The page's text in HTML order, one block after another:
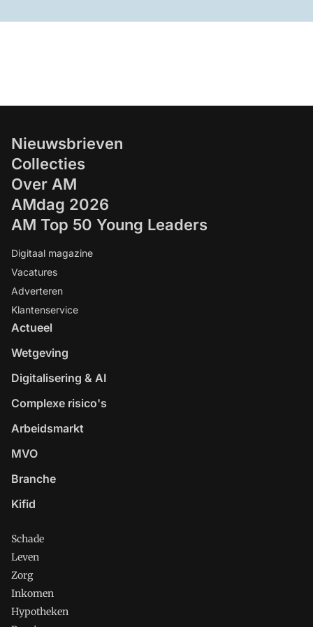
Nieuwsbrieven
Collecties
Over AM
AMdag 2026
AM Top 50 Young Leaders
Digitaal magazine
Vacatures
Adverteren
Klantenservice
Actueel
Wetgeving
Digitalisering & AI
Complexe risico's
Arbeidsmarkt
MVO
Branche
Kifid
Schade
Leven
Zorg
Inkomen
Hypotheken